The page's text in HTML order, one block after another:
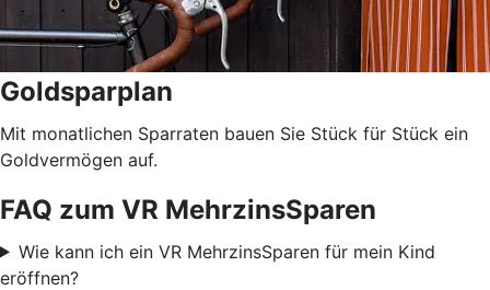
Goldsparplan
Mit monatlichen Sparraten bauen Sie Stück für Stück ein
Goldvermögen auf.
FAQ zum VR MehrzinsSparen
Wie kann ich ein VR MehrzinsSparen für mein Kind
eröffnen?